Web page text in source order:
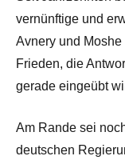
vernünftige und
Avnery und
Frieden, die
gerade eingeübt
Am Rande sei
deutschen